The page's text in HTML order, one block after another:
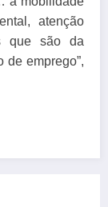
atenção
que são da
de emprego”,